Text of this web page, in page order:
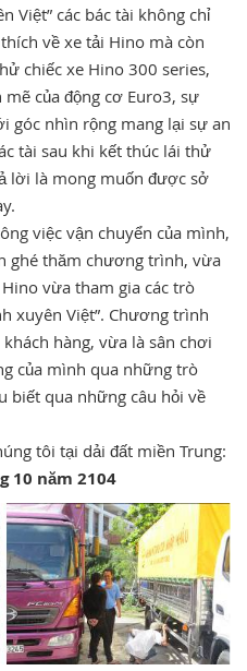
Việt” các bác tài không chỉ
về xe tải Hino mà còn
chiếc xe Hino 300 series,
của động cơ Euro3, sự
góc nhìn rộng mang lại sự an
tài sau khi kết thúc lái thử
lời là mong muốn được sở
việc vận chuyển của mình,
ghé thăm chương trình, vừa
vừa tham gia các trò
xuyên Việt”. Chương trình
hàng, vừa là sân chơi
của mình qua những trò
biết qua những câu hỏi về
tôi tại dải đất miền Trung:
10 năm 2104